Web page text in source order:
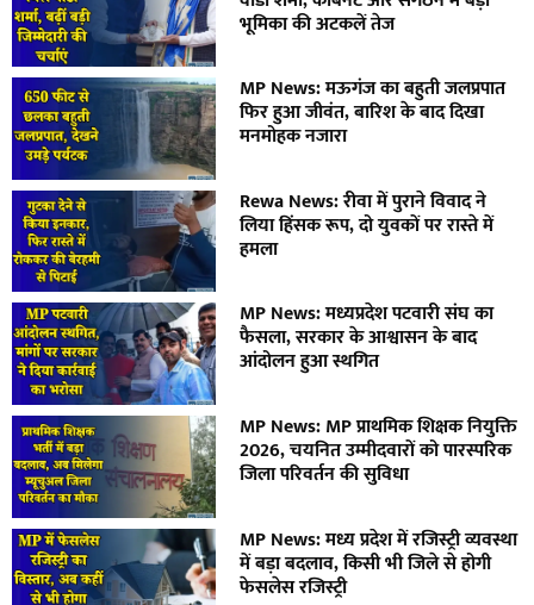
भूमिका की अटकलें तेज
MP News: मऊगंज का बहुती जलप्रपात
फिर हुआ जीवंत, बारिश के बाद दिखा
मनमोहक नजारा
Rewa News: रीवा में पुराने विवाद ने
लिया हिंसक रूप, दो युवकों पर रास्ते में
हमला
MP News: मध्यप्रदेश पटवारी संघ का
फैसला, सरकार के आश्वासन के बाद
आंदोलन हुआ स्थगित
MP News: MP प्राथमिक शिक्षक नियुक्ति
2026, चयनित उम्मीदवारों को पारस्परिक
जिला परिवर्तन की सुविधा
MP News: मध्य प्रदेश में रजिस्ट्री व्यवस्था
में बड़ा बदलाव, किसी भी जिले से होगी
फेसलेस रजिस्ट्री